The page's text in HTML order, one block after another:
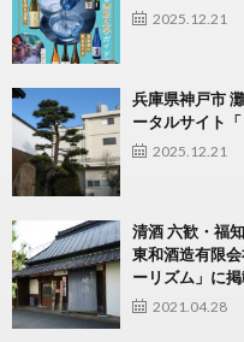
2025.12.21
兵庫県神戸市
ータルサイト
2025.12.21
清酒 六歓・福
東和酒造有限
ーリズム」に掲
2021.04.28